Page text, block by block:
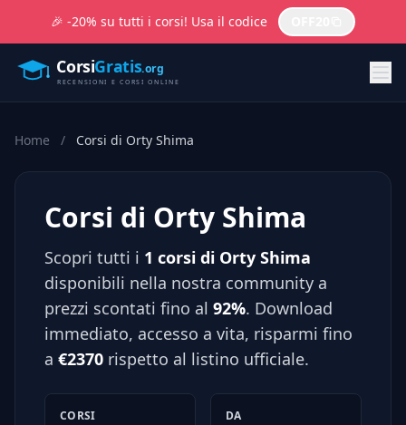
🎉 -20% su tutti i corsi! Usa il codice
Home / Corsi di Orty Shima
Corsi di Orty Shima
Scopri tutti i 1 corsi di Orty Shima
disponibili nella nostra community a
prezzi scontati fino al 92%. Download
immediato, accesso a vita, risparmi fino
a €2370 rispetto al listino ufficiale.
CORSI DA